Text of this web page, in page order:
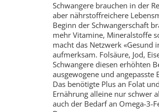
Schwangere brauchen in der
aber nährstoffreichere
Beginn der Schwangerschaft
mehr Vitamine, Mineralstoffe
macht das Netzwerk «Gesund
aufmerksam. Folsäure, Jod,
Schwangere diesen erhöhten
ausgewogene und angepasste
Das benötigte Plus an Folat
Ernährung alleine nur schwer
auch der Bedarf an Omega-3-